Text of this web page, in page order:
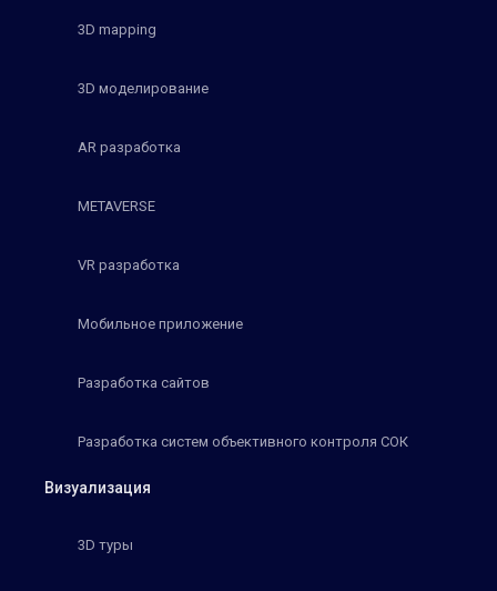
3D mapping
3D моделирование
AR разработка
METAVERSE
VR разработка
Мобильное приложение
Разработка сайтов
Разработка систем объективного контроля СОК
Визуализация
3D туры